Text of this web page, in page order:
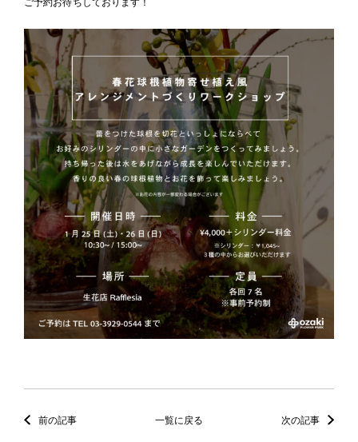
ご予約お待ちしております！
前の記事 一覧に戻る 次の記事